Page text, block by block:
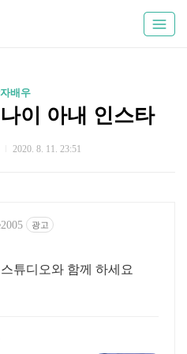
배우
이 아내 인스타
2020. 8. 11. 23:51
광고
튜디오와 함께 하세요